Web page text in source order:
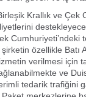
Krallık ve Çek
özellikle Batı
verilmesi için
ve
tedarik trafiğini